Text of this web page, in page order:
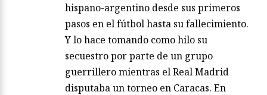
hispano-argentino desde sus primeros
pasos en el fútbol hasta su fallecimiento.
Y lo hace tomando como hilo su
secuestro por parte de un grupo
guerrillero mientras el Real Madrid
disputaba un torneo en Caracas. En